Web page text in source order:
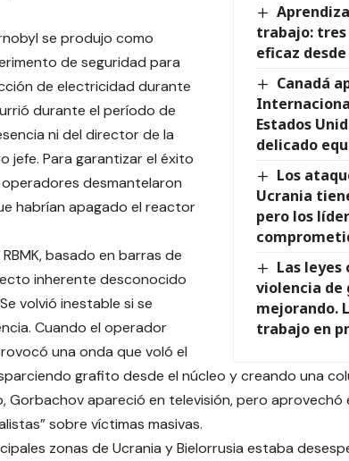
trabajo:
eficaz
Canadá
Estados
delicado
Los
Ucrania
pero los
Las leyes
violencia de
mejorando.
trabajo en
se produjo como
de seguridad para
de electricidad durante
durante el período de
ni del director de la
jefe. Para garantizar el éxito
desmantelaron
habrían apagado el reactor
basado en barras de
inherente desconocido
volvió inestable si se
Cuando el operador
una onda que voló el
grafito desde el núcleo y creando una
Gorbachov apareció en televisión, pero
sobre víctimas masivas.
zonas de Ucrania y Bielorrusia estaba